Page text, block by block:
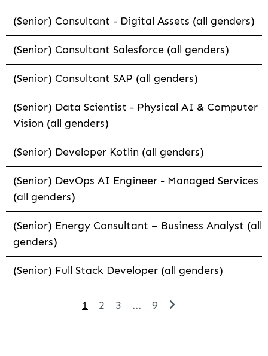
(Senior) Consultant - Digital Assets (all genders)
(Senior) Consultant Salesforce (all genders)
(Senior) Consultant SAP (all genders)
(Senior) Data Scientist - Physical AI & Computer
Vision (all genders)
(Senior) Developer Kotlin (all genders)
(Senior) DevOps AI Engineer - Managed Services
(all genders)
(Senior) Energy Consultant – Business Analyst (all
genders)
(Senior) Full Stack Developer (all genders)
1 2 3 ... 9